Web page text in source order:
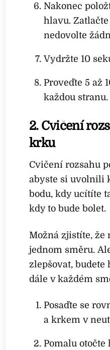
Nakonec
hlavu.
nedovolte
Vydržte 10
Proveďte 5 až
každou stranu.
2. Cvičení
krku
Cvičení rozsahu
abyste si uvolnili
bodu, kdy ucítíte
kdy to bude bolet.
Možná zjistíte, že
jednom směru.
zlepšovat, budete
dále v každém
Posaďte se
a krkem v
Pomalu otočte